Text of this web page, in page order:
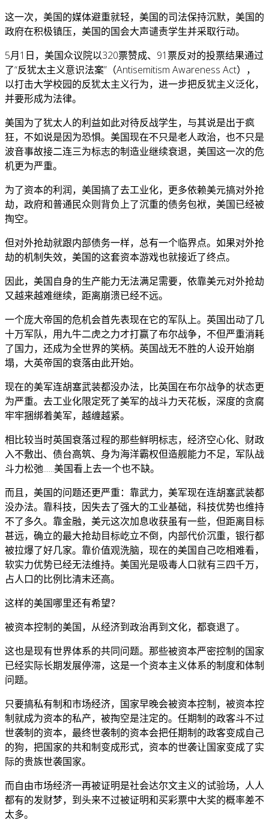
这一次，美国的媒体避重就轻，美国的司法保持沉默，美国的
政府在积极镇压，美国的国会大声谴责学生并采取行动。
5月1日，美国众议院以320票赞成、91票反对的投票结果通过
了“反犹太主义意识法案”（Antisemitism Awareness Act），
以打击大学校园的反犹太主义行为，进一步把反犹主义泛化，
并要形成为法律。
美国为了犹太人的利益如此对待反战学生，与其说是出于疯
狂，不如说是因为恐惧。美国现在不只是老人政治，也不只是
波音事故接二连三为标志的制造业继续衰退，美国这一次的危
机更为严重。
为了资本的利润，美国搞了去工业化，更多依赖美元搞对外抢
劫，政府和普通民众则背负上了沉重的债务包袱，美国已经被
掏空。
但对外抢劫就跟内部债务一样，总有一个临界点。如果对外抢
劫的机制失效，美国的这套资本游戏也就接近了终点。
因此，美国自身的生产能力无法满足需要，依靠美元对外抢劫
又越来越难继续，距离崩溃已经不远。
一个庞大帝国的危机会首先表现在它的军队上。英国出动了几
十万军队，用九牛二虎之力才打赢了布尔战争，不但严重消耗
了国力，还成为全世界的笑柄。英国战无不胜的人设开始崩
塌，大英帝国的衰落由此开始。
现在的美军连胡塞武装都没办法，比英国在布尔战争的状态更
为严重。去工业化限定死了美军的战斗力天花板，深度的贪腐
牢牢捆绑着美军，越缠越紧。
相比较当时英国衰落过程的那些鲜明标志，经济空心化、财政
入不敷出、债台高筑、身为海洋霸权但造舰能力不足，军队战
斗力松弛......美国看上去一个也不缺。
而且，美国的问题还更严重：靠武力，美军现在连胡塞武装都
没办法。靠科技，因失去了强大的工业基础，科技优势也维持
不了多久。靠金融，美元这次加息收获虽有一些，但距离目标
甚远，确立的最大抢劫目标屹立不倒，内部代价沉重，银行都
被拉爆了好几家。靠价值观洗脑，现在的美国自己吃相难看，
软实力优势已经无法维持。美国光是吸毒人口就有三四千万，
占人口的比例比清末还高。
这样的美国哪里还有希望？
被资本控制的美国，从经济到政治再到文化，都衰退了。
这也是现有世界体系的共同问题。那些被资本严密控制的国家
已经实际长期发展停滞，这是一个资本主义体系的制度和体制
问题。
只要搞私有制和市场经济，国家早晚会被资本控制，被资本控
制就成为资本的私产，被掏空是注定的。任期制的政客斗不过
世袭制的资本，最终世袭制的资本会把任期制的政客变成自己
的狗，把国家的共和制变成形式，资本的世袭让国家变成了实
际的贵族世袭国家。
而自由市场经济一再被证明是社会达尔文主义的试验场，人人
都有的发财梦，到头来不过被证明和买彩票中大奖的概率差不
太多。